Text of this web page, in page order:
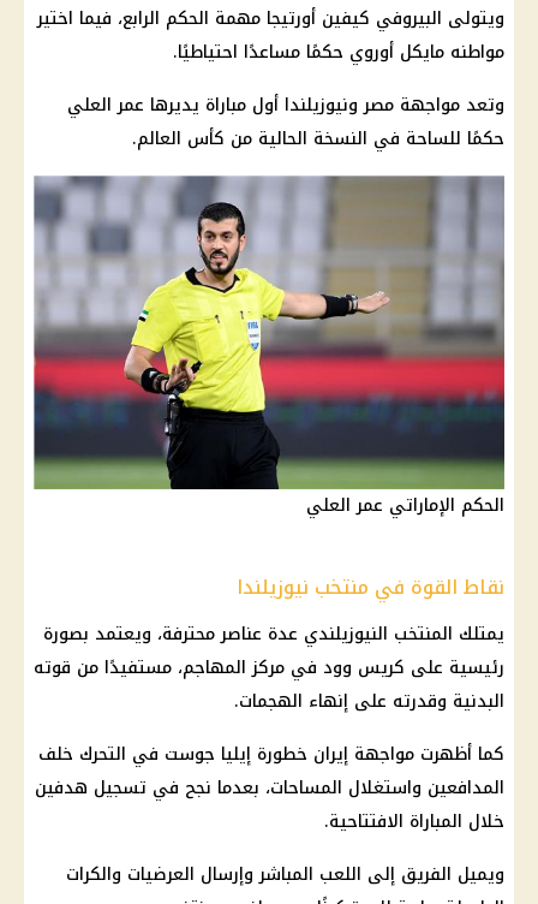
ويتولى البيروفي كيفين أورتيجا مهمة الحكم الرابع، فيما اختير
مواطنه مايكل أوروي حكمًا مساعدًا احتياطيًا.
وتعد مواجهة مصر ونيوزيلندا أول مباراة يديرها عمر العلي
حكمًا للساحة في النسخة الحالية من كأس العالم.
الحكم الإماراتي عمر العلي
نقاط القوة في منتخب نيوزيلندا
يمتلك المنتخب النيوزيلندي عدة عناصر محترفة، ويعتمد بصورة
رئيسية على كريس وود في مركز المهاجم، مستفيدًا من قوته
البدنية وقدرته على إنهاء الهجمات.
كما أظهرت مواجهة إيران خطورة إيليا جوست في التحرك خلف
المدافعين واستغلال المساحات، بعدما نجح في تسجيل هدفين
خلال المباراة الافتتاحية.
ويميل الفريق إلى اللعب المباشر وإرسال العرضيات والكرات